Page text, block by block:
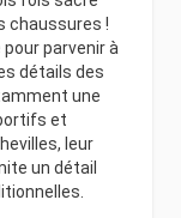
chaussures !
parvenir à
détails des
une
et
leur
un détail